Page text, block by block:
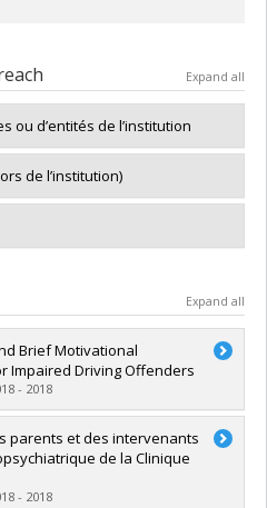
Expand all
ou d’entités de l’institution
de l’institution)
Expand all
Brief Motivational
Impaired Driving Offenders
- 2018
parents et des intervenants
de la Clinique
- 2018